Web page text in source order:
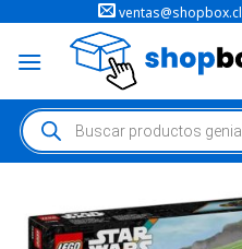
ventas@shopbox.cl